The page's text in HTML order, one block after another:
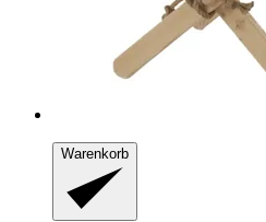
Warenkorb